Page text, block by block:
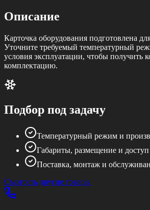
Описание
Карточка оборудования подготовлена
Уточните требуемый температурный
условия эксплуатации, чтобы получить
комплектацию.
Подбор под задачу
Температурный режим и
Габариты, размещение и доступ
Поставка, монтаж и
Смотреть другие товары